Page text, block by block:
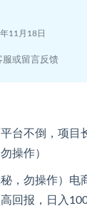
11月18日
服或留言反馈
，勿操作）电
回报，日入